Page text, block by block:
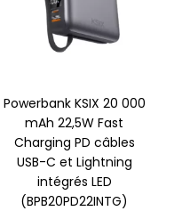
Powerbank KSIX 20 000
mAh 22,5W Fast
Charging PD câbles
USB-C et Lightning
intégrés LED
(BPB20PD22INTG)